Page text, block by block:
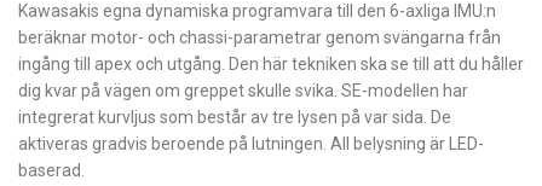
Kawasakis egna dynamiska programvara till den 6-axliga IMU:n
beräknar motor- och chassi-parametrar genom svängarna från
ingång till apex och utgång. Den här tekniken ska se till att du håller
dig kvar på vägen om greppet skulle svika. SE-modellen har
integrerat kurvljus som består av tre lysen på var sida. De
aktiveras gradvis beroende på lutningen. All belysning är LED-
baserad.